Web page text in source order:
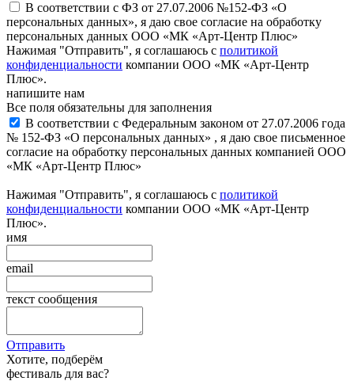
В соответствии с ФЗ от 27.07.2006 №152-ФЗ «О
персональных данных», я даю свое согласие на обработку
персональных данных ООО «МК «Арт-Центр Плюс»
Нажимая "Отправить", я соглашаюсь с политикой
конфиденциальности компании ООО «МК «Арт-Центр
Плюс».
напишите нам
Все поля обязательны для заполнения
В соответствии с Федеральным законом от 27.07.2006 года
№ 152-ФЗ «О персональных данных» , я даю свое письменное
согласие на обработку персональных данных компанией ООО
«МК «Арт-Центр Плюс»
Нажимая "Отправить", я соглашаюсь с политикой
конфиденциальности компании ООО «МК «Арт-Центр
Плюс».
имя
email
текст сообщения
Отправить
Хотите, подберём
фестиваль для вас?